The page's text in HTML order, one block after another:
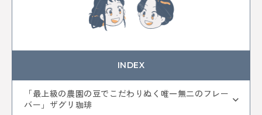
ファミリーイベント
NTT
おすすめ情報を投稿する
INDEX
「最上級の農園の豆でこだわりぬく唯一無二のフレー
バー」ザグリ珈琲